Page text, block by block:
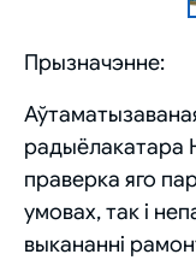
Прызначэнне:
радыёлакатара
праверка яго
умовах, так і
выкананні